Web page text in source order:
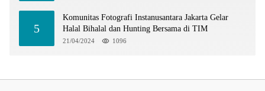
5
Komunitas Fotografi Instanusantara Jakarta Gelar
Halal Bihalal dan Hunting Bersama di TIM
21/04/2024 1096